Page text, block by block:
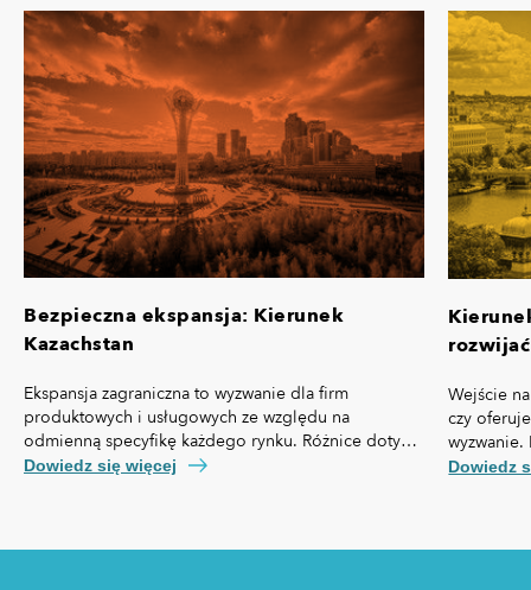
Bezpieczna ekspansja: Kierunek
Kazachstan
Ekspansja zagraniczna to wyzwanie dla firm
produktowych i usługowych ze względu na
odmienną specyfikę każdego rynku. Różnice dotyczą
nie tylko przepisów prawa czy technologii, ale też,
Dowiedz się więcej
Wejście
czy
własną
Dowiedz